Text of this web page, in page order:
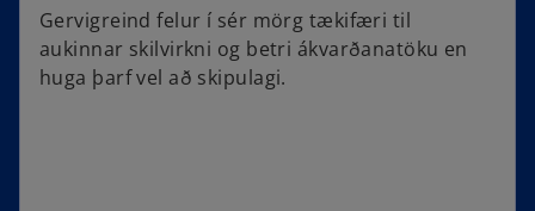
Gervigreind felur í sér mörg tækifæri til
aukinnar skilvirkni og betri ákvarðanatöku en
huga þarf vel að skipulagi.